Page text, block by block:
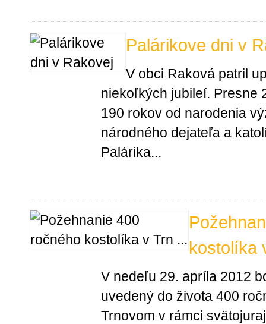
Palárikove dni v
V obci Raková patril
niekoľkých jubileí. Presne
190 rokov od narodenia
národného dejateľa a
Palárika...
kostolíka
V nedeľu 29. apríla 2012
uvedený do života 400
Trnovom v rámci